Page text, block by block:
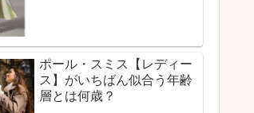
ポール・スミス【レディー
ス】がいちばん似合う年齢
層とは何歳？